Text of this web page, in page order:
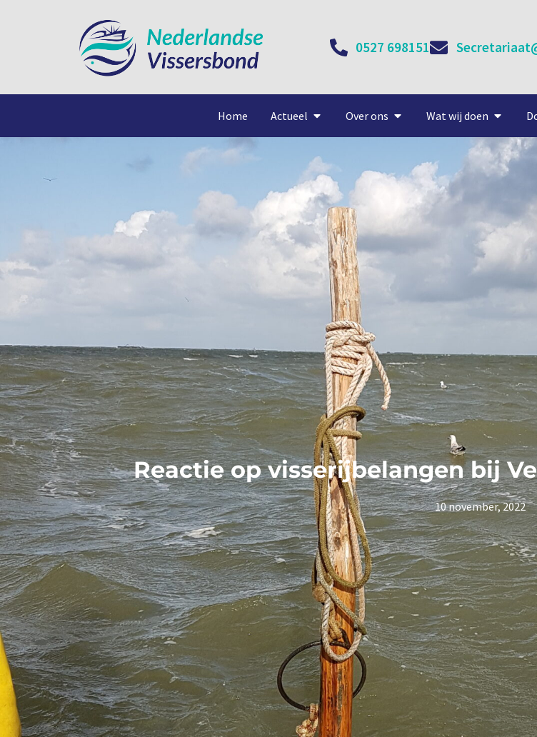
0527 698151
Home Actueel Over ons Wat wij doen
Reactie op visserijbelangen bij
10 november, 2022